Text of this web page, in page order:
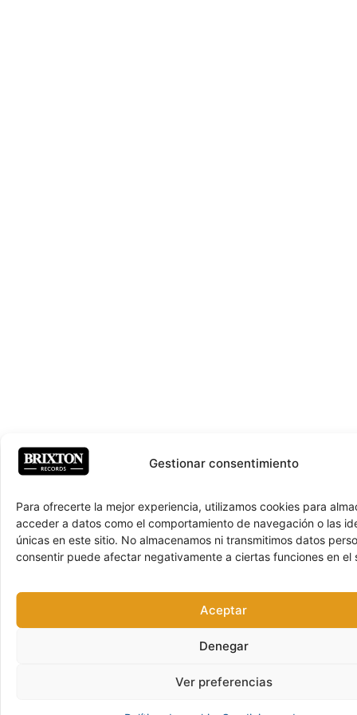
Gestionar consentimiento
Para ofrecerte la mejor experiencia, utilizamos cookies para
acceder a datos como el comportamiento de navegación o las
únicas en este sitio. No almacenamos ni transmitimos datos
consentir puede afectar negativamente a ciertas funciones en el
Aceptar
Denegar
Ver preferencias